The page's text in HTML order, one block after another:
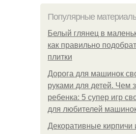
Популярные
Белый глянец в
как правильно
плитки
Дорога для машинок
руками для детей. Чем
ребенка: 5 супер игр
для любителей
Декоративные кирпичи